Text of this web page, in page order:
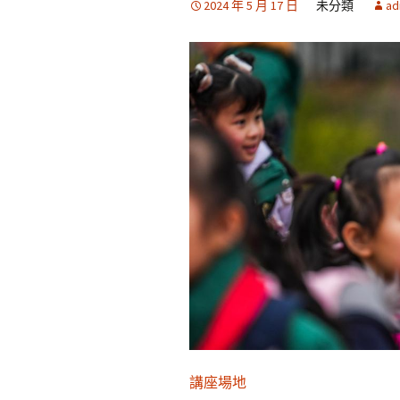
2024 年 5 月 17 日 未分類
講座場地